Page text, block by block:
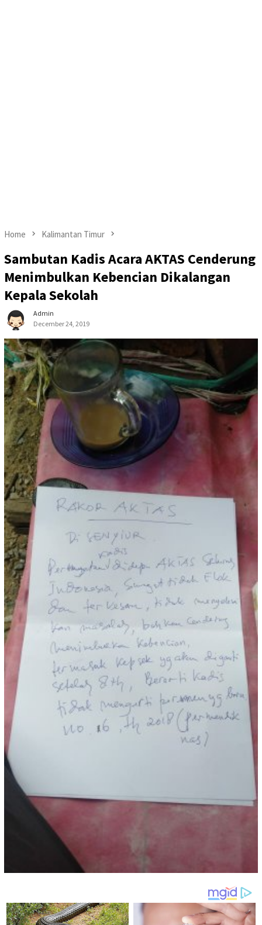
Home Kalimantan Timur
Sambutan Kadis Acara AKTAS Cenderung
Menimbulkan Kebencian Dikalangan
Kepala Sekolah
Admin
December 24, 2019